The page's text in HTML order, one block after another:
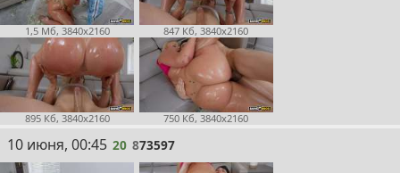
1,5 Мб, 3840x2160 847 Кб, 3840x2160
895 Кб, 3840x2160 750 Кб, 3840x2160
20
10 июня, 00:45 20 873597